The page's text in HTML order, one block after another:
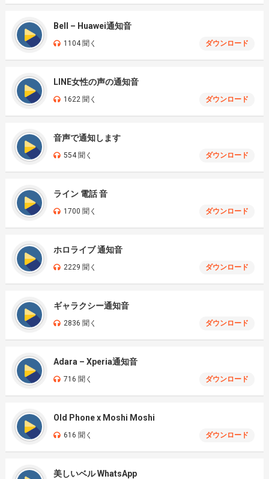
Bell – Huawei通知音
1104 聞く ダウンロード
LINE女性の声の通知音
1622 聞く ダウンロード
音声で通知します
554 聞く ダウンロード
ライン 電話 音
1700 聞く ダウンロード
ホロライブ 通知音
2229 聞く ダウンロード
ギャラクシー通知音
2836 聞く ダウンロード
Adara – Xperia通知音
716 聞く ダウンロード
Old Phone x Moshi Moshi
616 聞く ダウンロード
美しいベル WhatsApp